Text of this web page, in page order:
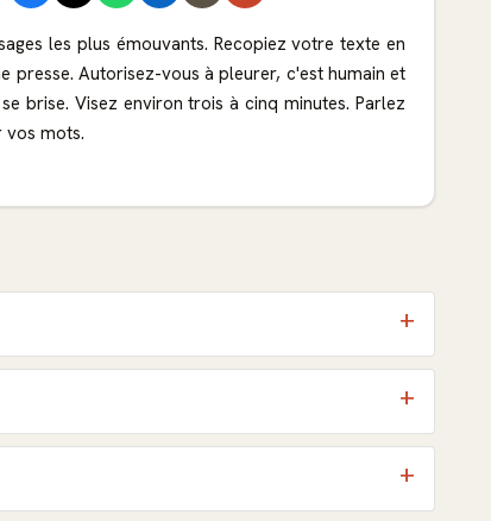
les plus émouvants. Recopiez votre texte en
presse. Autorisez-vous à pleurer, c'est humain et
brise. Visez environ trois à cinq minutes. Parlez
vos mots.